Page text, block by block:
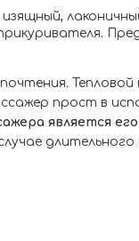
Тепловой
прост в
является
длительного